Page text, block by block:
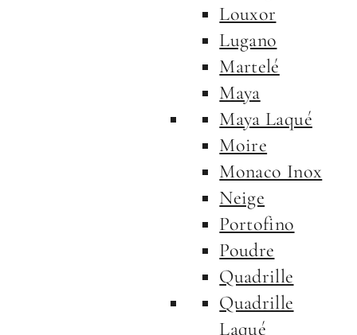
Louxor
Lugano
Martelé
Maya
Maya Laqué
Moire
Monaco Inox
Neige
Portofino
Poudre
Quadrille
Quadrille
Laqué